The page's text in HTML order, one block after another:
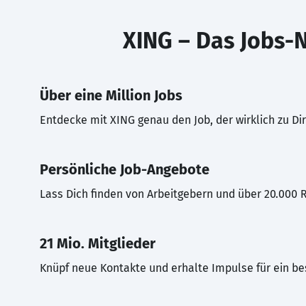
XING – Das
Über eine Million Jobs
Entdecke mit XING genau den Job, der wirklich zu
Persönliche Job-Angebote
Lass Dich finden von Arbeitgebern und über 20.000
21 Mio. Mitglieder
Knüpf neue Kontakte und erhalte Impulse für ein